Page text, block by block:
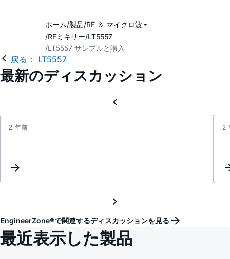
ホーム 製品 RF ＆ マイクロ波
RFミキサー LT5557
LT5557 サンプルと購入
戻る： LT5557
最新のディスカッション
2 年前 2
EngineerZone®で関連するディスカッションを見る
最近表示した製品